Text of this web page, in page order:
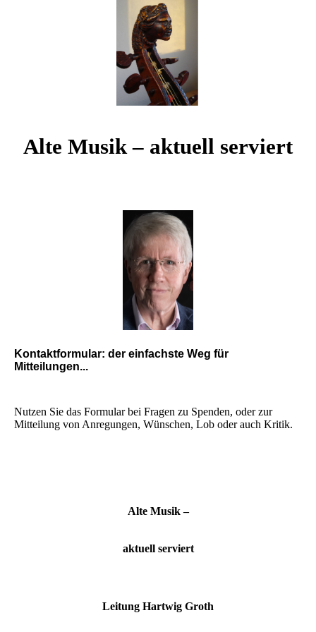
Alte Musik – aktuell serviert
Kontaktformular: der einfachste Weg für
Mitteilungen...
Nutzen Sie das Formular bei Fragen zu Spenden, oder zur
Mitteilung von Anregungen, Wünschen, Lob oder auch Kritik.
Alte Musik–
aktuell serviert
Leitung Hartwig Groth